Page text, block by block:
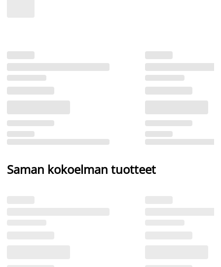
Saman kokoelman tuotteet